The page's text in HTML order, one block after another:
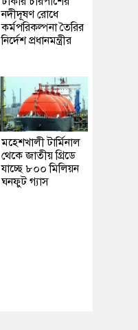
নদীদূষণ রোধে
কর্মপরিকল্পনা তৈরির
নির্দেশ প্রধানমন্ত্রীর
মহেশখালী টার্মিনাল
থেকে জাতীয় গ্রিডে
যাচ্ছে ৮০০ মিলিয়ন
ঘনফুট গ্যাস